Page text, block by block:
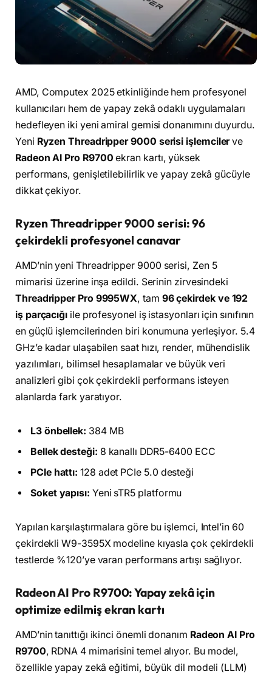
AMD, Computex 2025 etkinliğinde hem profesyonel
kullanıcıları hem de yapay zekâ odaklı uygulamaları
hedefleyen iki yeni amiral gemisi donanımını duyurdu.
Yeni Ryzen Threadripper 9000 serisi işlemcilerve
Radeon AI Pro R9700 ekran kartı, yüksek
performans, genişletilebilirlik ve yapay zekâ gücüyle
dikkat çekiyor.
Ryzen Threadripper 9000 serisi: 96
çekirdekli profesyonel canavar
AMD’nin yeni Threadripper 9000 serisi, Zen 5
mimarisi üzerine inşa edildi. Serinin zirvesindeki
Threadripper Pro 9995WX, tam 96 çekirdek ve 192
iş parçacığı ile profesyonel iş istasyonları için sınıfının
en güçlü işlemcilerinden biri konumuna yerleşiyor. 5.4
GHz’e kadar ulaşabilen saat hızı, render, mühendislik
yazılımları, bilimsel hesaplamalar ve büyük veri
analizleri gibi çok çekirdekli performans isteyen
alanlarda fark yaratıyor.
L3 önbellek: 384 MB
Bellek desteği: 8 kanallı DDR5-6400 ECC
PCIe hattı: 128 adet PCIe 5.0 desteği
Soket yapısı: Yeni sTR5 platformu
Yapılan karşılaştırmalara göre bu işlemci, Intel’in 60
çekirdekli W9-3595X modeline kıyasla çok çekirdekli
testlerde %120’ye varan performans artışı sağlıyor.
Radeon AI Pro R9700: Yapay zekâ için
optimize edilmiş ekran kartı
AMD’nin tanıttığı ikinci önemli donanım Radeon AI Pro
R9700, RDNA 4 mimarisini temel alıyor. Bu model,
özellikle yapay zekâ eğitimi, büyük dil modeli (LLM)